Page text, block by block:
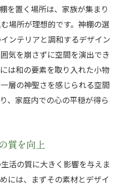
を置く場所は、家族が集まり
場所が理想的です。神棚の選
ンテリアと調和するデザイン
気を崩さずに空間を演出でき
は和の要素を取り入れた小物
層の神聖さを感じられる空間
、家庭内での心の平穏が得ら
質を向上
活の質に大きく影響を与えま
には、まずその素材とデザイ